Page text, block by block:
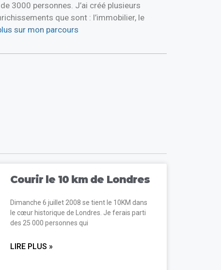
3000 personnes. J’ai créé plusieurs
que sont : l’immobilier, le
sur mon parcours
Courir le 10 km de Londres
Dimanche 6 juillet 2008 se tient le 10KM dans
le cœur historique de Londres. Je ferais parti
des 25 000 personnes qui
LIRE PLUS »